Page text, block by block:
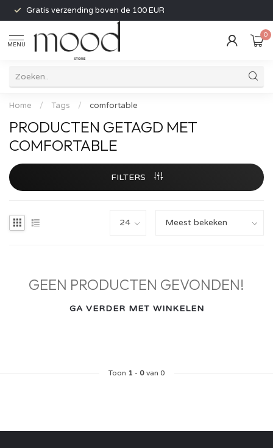
Gratis verzending boven de 100 EUR
MENU
0
Home / Tags / comfortable
PRODUCTEN GETAGD MET
COMFORTABLE
FILTERS
GEEN PRODUCTEN GEVONDEN!
GA VERDER MET WINKELEN
Toon 1 - 0van 0